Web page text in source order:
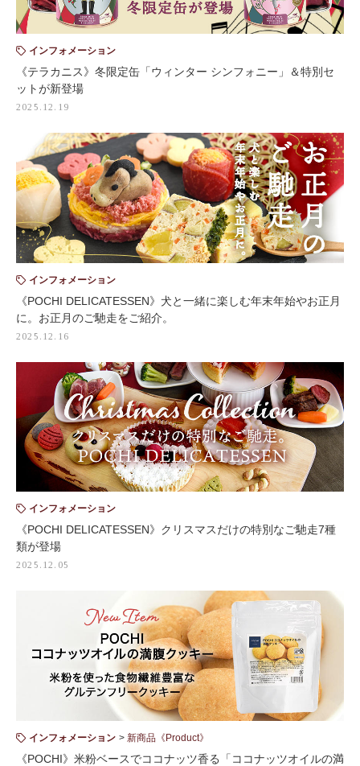
インフォメーション
《テラカニス》冬限定缶「ウィンター シンフォニー」＆特別セ
ットが新登場
2025.12.19
インフォメーション
《POCHI DELICATESSEN》犬と一緒に楽しむ年末年始やお正月
に。お正月のご馳走をご紹介。
2025.12.16
インフォメーション
《POCHI DELICATESSEN》クリスマスだけの特別なご馳走7種
類が登場
2025.12.05
インフォメーション 新商品《Product》
《POCHI》米粉ベースでココナッツ香る「ココナッツオイルの満